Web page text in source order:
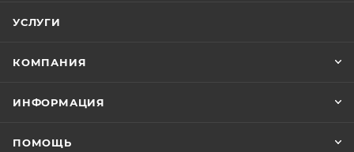
УСЛУГИ
КОМПАНИЯ
ИНФОРМАЦИЯ
ПОМОЩЬ